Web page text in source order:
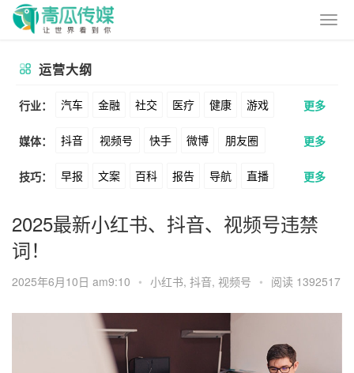
运营大纲
行业： 汽车 金融 社交 医疗 健康 游戏
动漫 美妆 美食 家装 教育 婚纱
酒旅 母婴 宠物 文娱 跨境 科技
广告 元宇宙 房地产
更多
媒体： 抖音 视频号 快手 微博 朋友圈
公众号 B站 小红书 头条 知乎
Soul 360 百度 搜狗 爱奇艺 美柚
Tiktok YouTube Yahoo Bing
更多
技巧： 早报 文案 百科 报告 导航 直播
卖货 脚本 话术 电商 私域 社群
数据 拉新 活动 用户 游戏 海外
元宇宙 青瓜通
更多
2025最新小红书、抖音、视频号违禁
词！
2025年6月10日 am9:10 • 小红书, 抖音, 视频号 • 阅读 1392517